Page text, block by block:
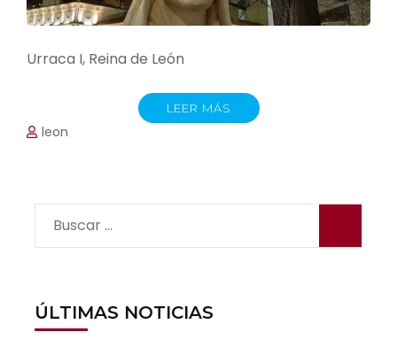
Urraca I, Reina de León
LEER MÁS
leon
Buscar:
ÚLTIMAS NOTICIAS